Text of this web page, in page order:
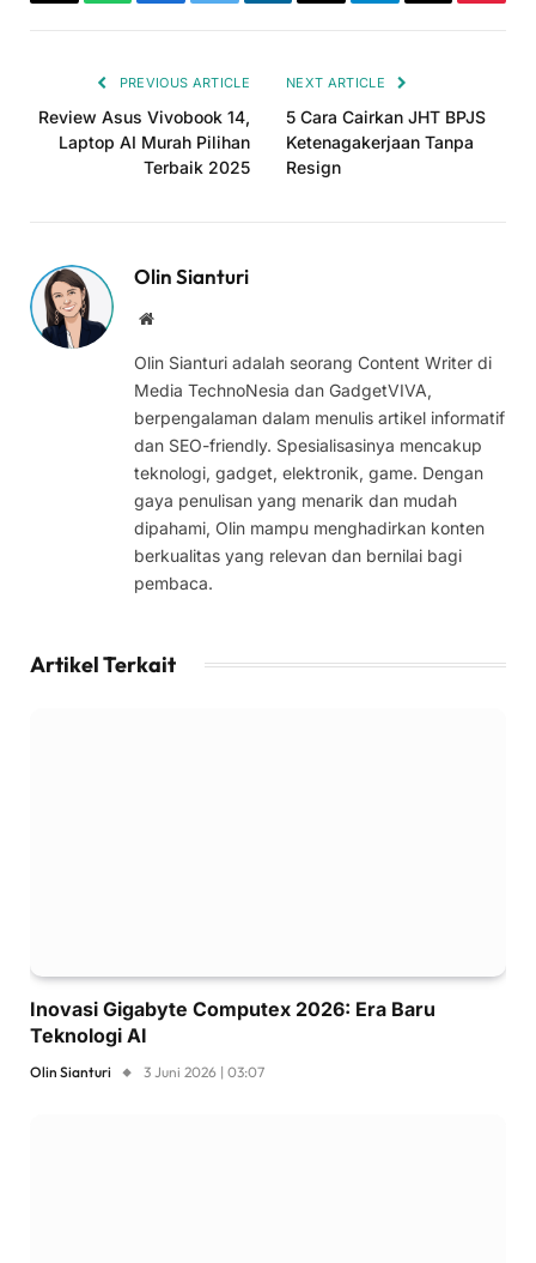
PREVIOUS ARTICLE
Review Asus Vivobook 14,
Laptop AI Murah Pilihan
Terbaik 2025
NEXT ARTICLE
5 Cara Cairkan JHT BPJS
Ketenagakerjaan Tanpa
Resign
Olin Sianturi
Website
Olin Sianturi adalah seorang Content Writer di
Media TechnoNesia dan GadgetVIVA,
berpengalaman dalam menulis artikel informatif
dan SEO-friendly. Spesialisasinya mencakup
teknologi, gadget, elektronik, game. Dengan
gaya penulisan yang menarik dan mudah
dipahami, Olin mampu menghadirkan konten
berkualitas yang relevan dan bernilai bagi
pembaca.
Artikel Terkait
Inovasi Gigabyte Computex 2026: Era Baru
Teknologi AI
Olin Sianturi 3 Juni 2026 | 03:07